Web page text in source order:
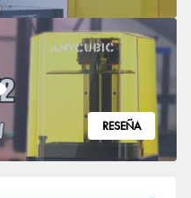
RESEÑA